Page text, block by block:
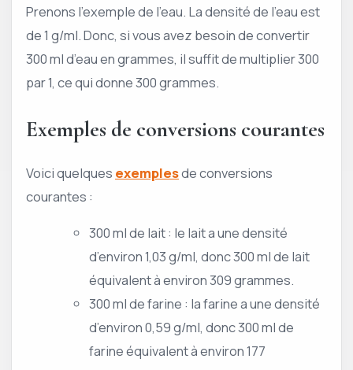
Prenons l’exemple de l’eau. La densité de l’eau est
de 1 g/ml. Donc, si vous avez besoin de convertir
300 ml d’eau en grammes, il suffit de multiplier 300
par 1, ce qui donne 300 grammes.
Exemples de conversions courantes
Voici quelques exemplesde conversions
courantes :
300 ml de lait : le lait a une densité
d’environ 1,03 g/ml, donc 300 ml de lait
équivalent à environ 309 grammes.
300 ml de farine : la farine a une densité
d’environ 0,59 g/ml, donc 300 ml de
farine équivalent à environ 177